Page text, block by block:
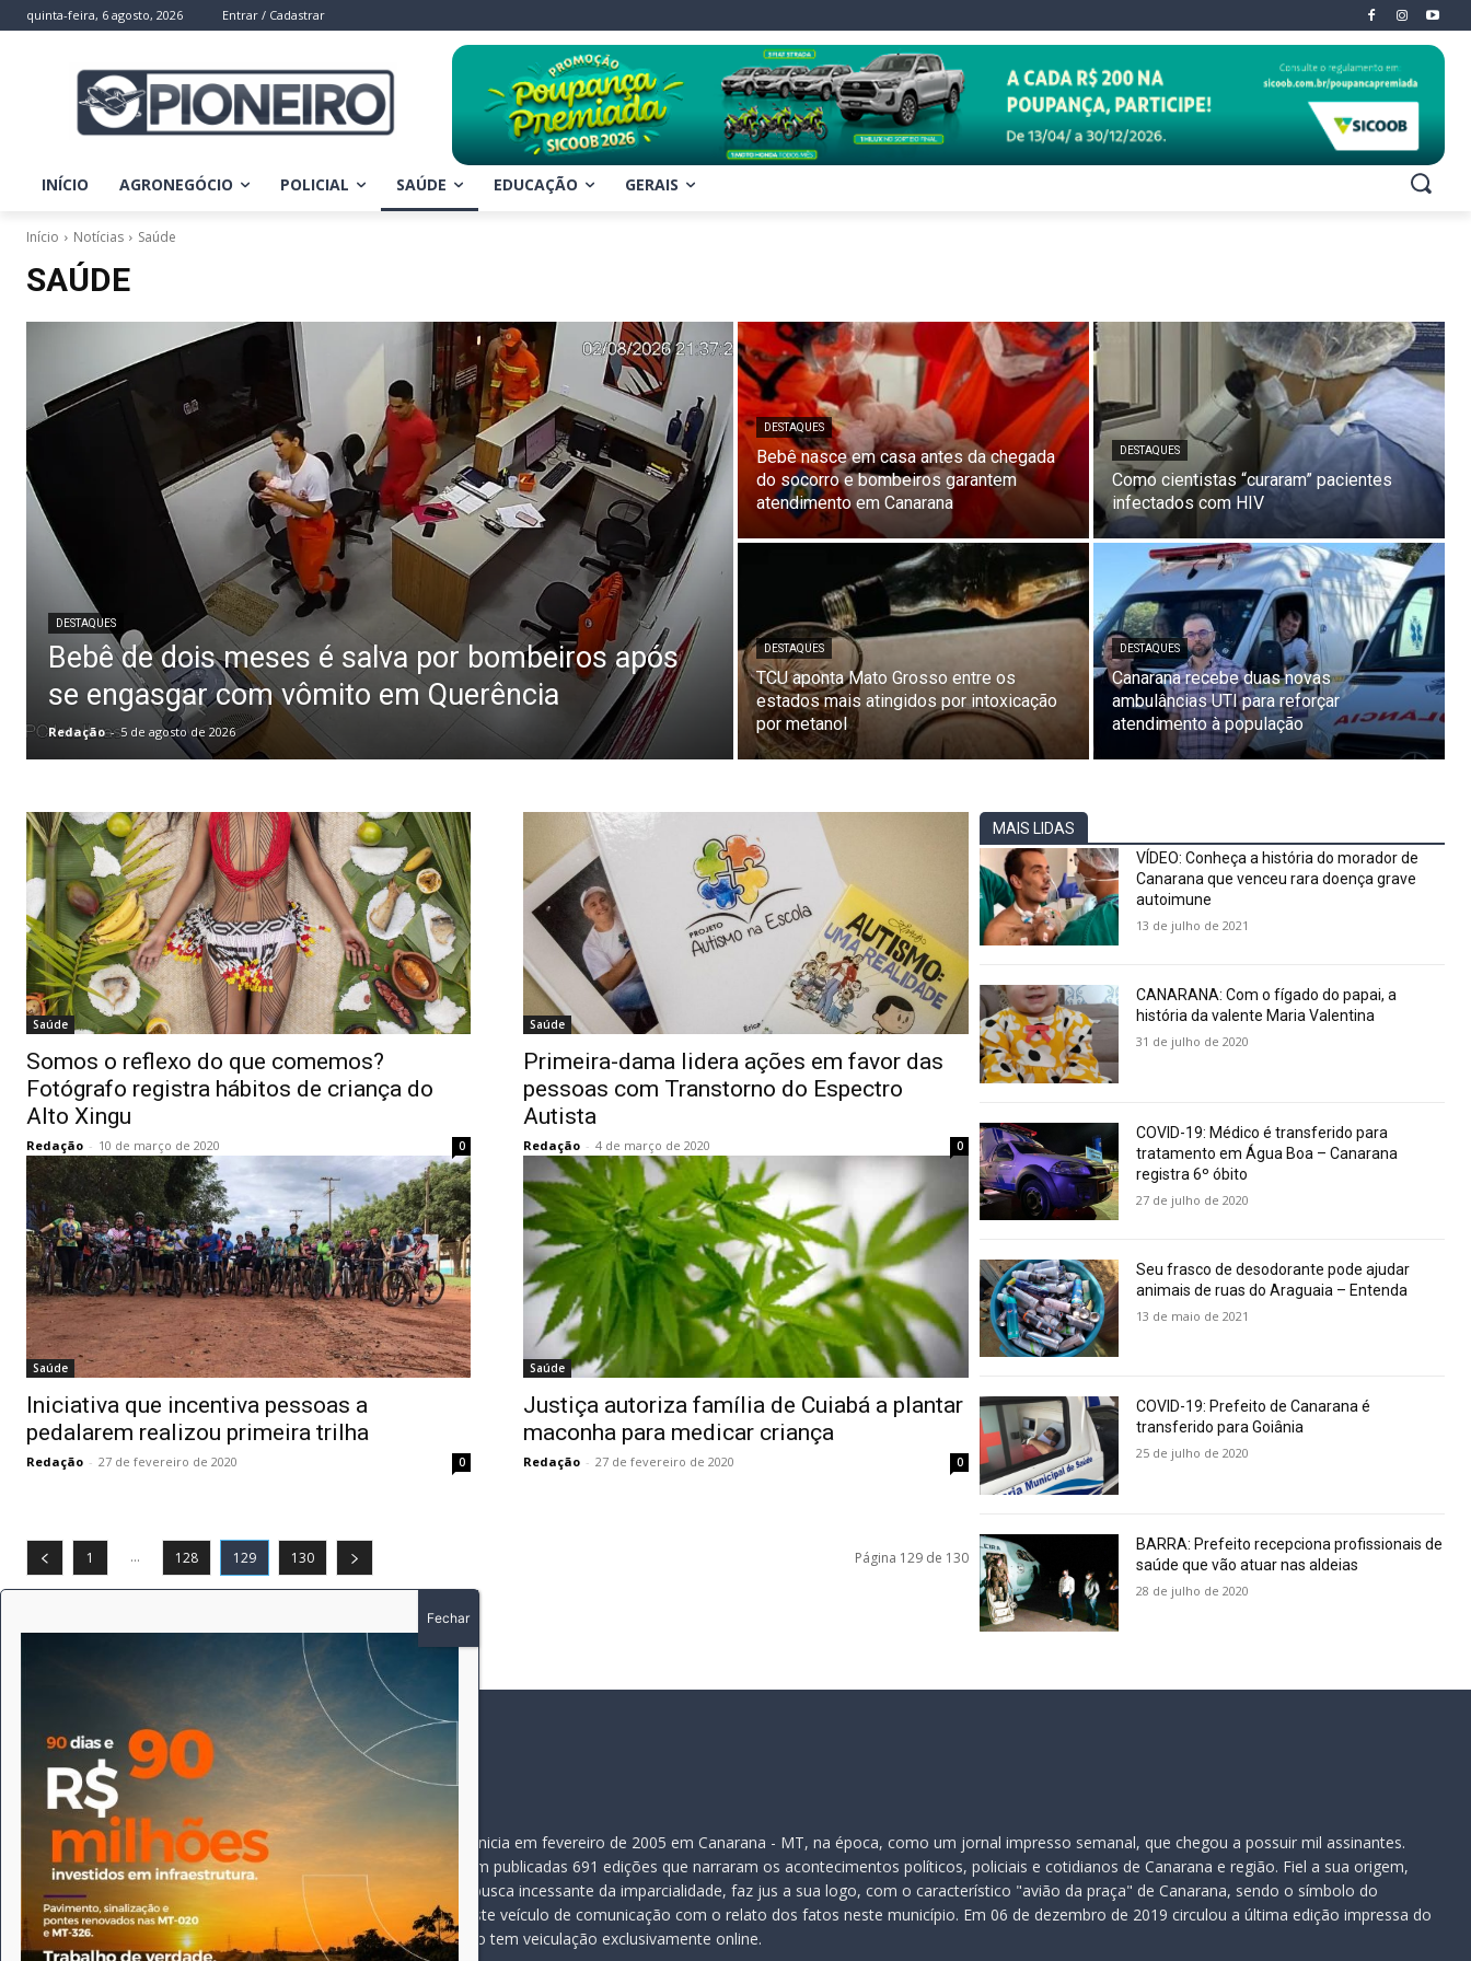
quinta-feira, 6 agosto, 2026 Entrar / Cadastrar
INÍCIO AGRONEGÓCIO POLICIAL SAÚDE EDUCAÇÃO GERAIS
Início Notícias Saúde
SAÚDE
DESTAQUES
Bebê de dois meses é salva por bombeiros após
se engasgar com vômito em Querência
Redação - 5 de agosto de 2026
DESTAQUES
Bebê nasce em casa antes da chegada
do socorro e bombeiros garantem
atendimento em Canarana
DESTAQUES
Como cientistas “curaram” pacientes
infectados com HIV
DESTAQUES
TCU aponta Mato Grosso entre os
estados mais atingidos por intoxicação
por metanol
DESTAQUES
Canarana recebe duas novas
ambulâncias UTI para reforçar
atendimento à população
Saúde
Somos o reflexo do que comemos?
Fotógrafo registra hábitos de criança do
Alto Xingu
Redação - 10 de março de 2020 0
Saúde
Primeira-dama lidera ações em favor das
pessoas com Transtorno do Espectro
Autista
Redação - 4 de março de 2020 0
Saúde
Iniciativa que incentiva pessoas a
pedalarem realizou primeira trilha
Redação - 27 de fevereiro de 2020 0
Saúde
Justiça autoriza família de Cuiabá a plantar
maconha para medicar criança
Redação - 27 de fevereiro de 2020 0
1 ... 128 129 130 Página 129 de 130
MAIS LIDAS
VÍDEO: Conheça a história do morador de
Canarana que venceu rara doença grave
autoimune
13 de julho de 2021
CANARANA: Com o fígado do papai, a
história da valente Maria Valentina
31 de julho de 2020
COVID-19: Médico é transferido para
tratamento em Água Boa – Canarana
registra 6º óbito
27 de julho de 2020
Seu frasco de desodorante pode ajudar
animais de ruas do Araguaia – Entenda
13 de maio de 2021
COVID-19: Prefeito de Canarana é
transferido para Goiânia
25 de julho de 2020
BARRA: Prefeito recepciona profissionais de
saúde que vão atuar nas aldeias
28 de julho de 2020
SIGA-NOS
Expediente
SOBRE
A história do Pioneiro inicia em fevereiro de 2005 em Canarana - MT, na época, como um jornal impresso semanal, que chegou a possuir mil assinantes.
Durante 15 anos, foram publicadas 691 edições que narraram os acontecimentos políticos, policiais e cotidianos de Canarana e região. Fiel a sua origem,
pautado sempre pela busca incessante da imparcialidade, faz jus a sua logo, com o característico "avião da praça" de Canarana, sendo o símbolo do
comprometimento deste veículo de comunicação com o relato dos fatos neste município. Em 06 de dezembro de 2019 circulou a última edição impressa do
jornal, que desde então tem veiculação exclusivamente online.